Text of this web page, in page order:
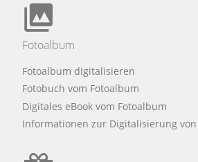
Fotoalbum
Fotoalbum digitalisieren
Fotobuch vom Fotoalbum
Digitales eBook vom Fotoalbum
Informationen zur Digitalisierung von